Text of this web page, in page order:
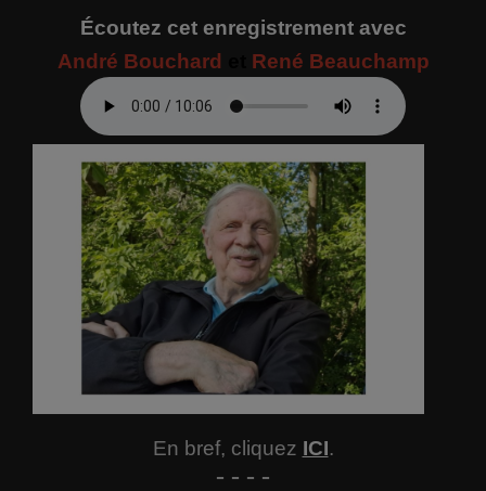
Écoutez cet enregistrement avec
André Bouchard
René Beauchamp
En bref, cliquez ICI.
- - - -